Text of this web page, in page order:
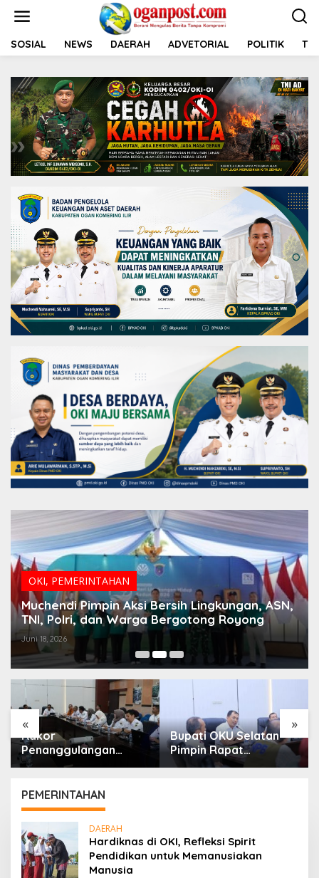
t
SOSIAL NEWS DAERAH ADVETORIAL POLITIK
OKI, PEMERINTAHAN
Muchendi Pimpin Aksi Bersih Lingkungan, ASN,
TNI, Polri, dan Warga Bergotong Royong
Juni 18, 2026
« »
Rakor
Penanggulangan
Kemiskinan Dan
Rumah, Pemkab OKU
Selatan Perkuat
Kolaborasi Dengan
Pemprov Sumsel
Bupati OKU Selatan
Pimpin Rapat
Koordinasi Verifikasi
PEMERINTAHAN
DAERAH
Hardiknas di OKI, Refleksi Spirit
Pendidikan untuk Memanusiakan
Manusia